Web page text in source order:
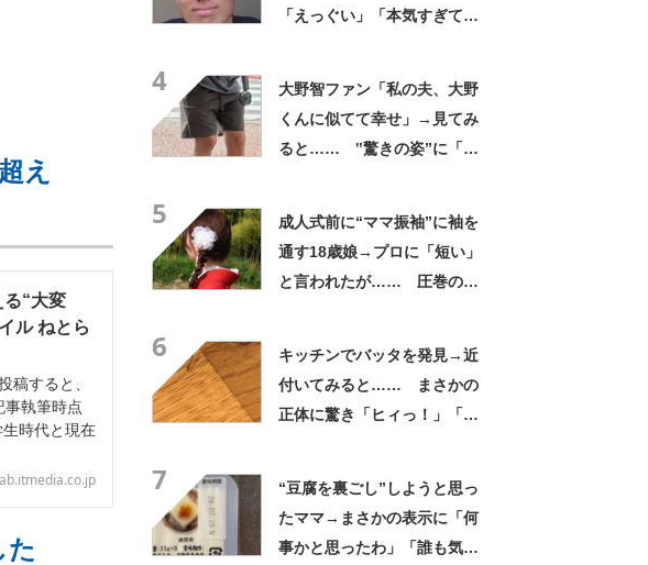
え
“大変
ル ねとら
稿すると、
事執筆時点
時代と現在
た
「えっぐい」「本気すぎて尊
4
大野智ファン「私の夫、大野
くんに似てて幸せ」→見てみ
ると…… ‟驚きの姿”に「最
5
成人式前に“ママ振袖”に袖を
通す18歳娘→プロに「短い」
と言われたが…… 圧巻の着
6
キッチンでバッタを発見→近
付いてみると…… まさかの
正体に驚き「ヒィっ！」「心
7
“豆腐を裏ごし”しようと思っ
たママ→まさかの表示に「何
事かと思ったわ」「誰も気付